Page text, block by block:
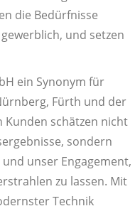
die Bedürfnisse
und setzen
ein Synonym für
Fürth und der
Kunden schätzen nicht
sondern
unser Engagement,
zu lassen. Mit
Technik